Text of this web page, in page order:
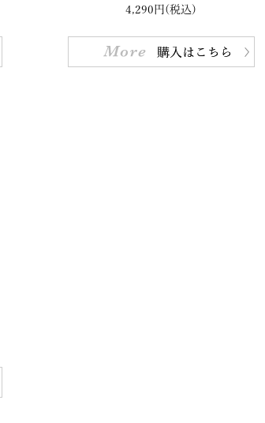
4,290円(税込)